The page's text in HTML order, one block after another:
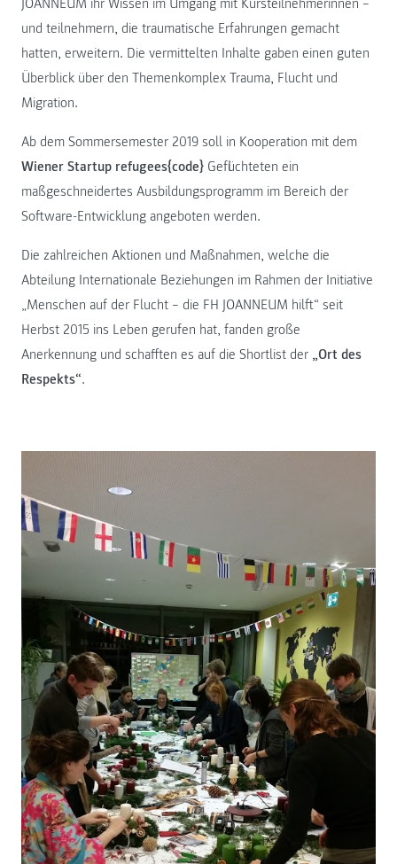
und teilnehmern, die traumatische Erfahrungen gemacht
hatten, erweitern. Die vermittelten Inhalte gaben einen guten
Überblick über den Themenkomplex Trauma, Flucht und
Migration.
Ab dem Sommersemester 2019 soll in Kooperation mit dem
Wiener Startup refugees{code} Geflüchteten ein
maßgeschneidertes Ausbildungsprogramm im Bereich der
Software-Entwicklung angeboten werden.
Die zahlreichen Aktionen und Maßnahmen, welche die
Abteilung Internationale Beziehungen im Rahmen der Initiative
„Menschen auf der Flucht – die FH JOANNEUM hilft“ seit
Herbst 2015 ins Leben gerufen hat, fanden große
Anerkennung und schafften es auf die Shortlist der „Ort des
Respekts“.